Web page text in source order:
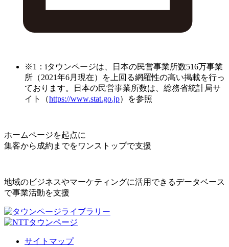
※1：iタウンページは、日本の民営事業所数516万事業
所（2021年6月現在）を上回る網羅性の高い掲載を行っ
ております。日本の民営事業所数は、総務省統計局サ
イト（https://www.stat.go.jp）を参照
ホームページを起点に
集客から成約までをワンストップで支援
地域のビジネスやマーケティングに活用できるデータベース
で事業活動を支援
サイトマップ